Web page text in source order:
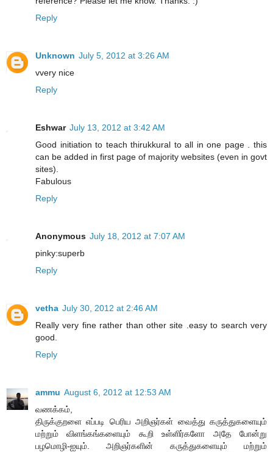
Reply
Unknown July 5, 2012 at 3:26 AM
vvery nice
Reply
Eshwar July 13, 2012 at 3:42 AM
Good initiation to teach thirukkural to all in one page . this
can be added in first page of majority websites (even in govt
sites).
Fabulous
Reply
Anonymous July 18, 2012 at 7:07 AM
pinky:superb
Reply
vetha July 30, 2012 at 2:46 AM
Really very fine rather than other site .easy to search very
good.
Reply
ammu August 6, 2012 at 12:53 AM
வணக்கம்,
திருக்குறளை எப்படி பெரிய அறிஞர்கள் வைத்து கருத்துகளையும்
மற்றும் விளங்கங்களையும் கூறி உள்ளிர்களோ அதே போன்று
பழமொழி-ஐயும். அறிஞர்களின் கருத்துகளையும் மற்றும்